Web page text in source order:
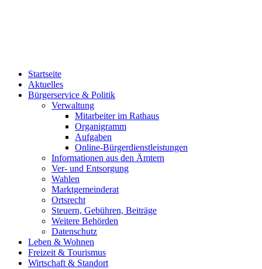
Startseite
Aktuelles
Bürgerservice & Politik
Verwaltung
Mitarbeiter im Rathaus
Organigramm
Aufgaben
Online-Bürgerdienstleistungen
Informationen aus den Ämtern
Ver- und Entsorgung
Wahlen
Marktgemeinderat
Ortsrecht
Steuern, Gebühren, Beiträge
Weitere Behörden
Datenschutz
Leben & Wohnen
Freizeit & Tourismus
Wirtschaft & Standort